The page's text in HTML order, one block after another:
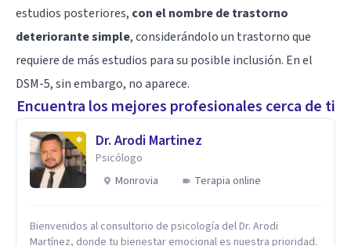
estudios posteriores, con el nombre de trastorno
deteriorante simple, considerándolo un trastorno que
requiere de más estudios para su posible inclusión. En el
DSM-5, sin embargo, no aparece.
Encuentra los mejores profesionales cerca de ti
Dr. Arodi Martinez
Psicólogo
Monrovia
Terapia online
Bienvenidos al consultorio de psicología del Dr. Arodi
Martínez, donde tu bienestar emocional es nuestra prioridad.